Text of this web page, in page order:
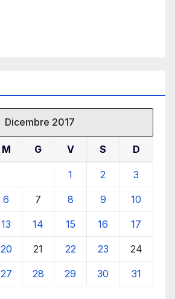
Dicembre 2017
M G V S D
1 2 3
6 7 8 9 10
13 14 15 16 17
20 21 22 23 24
27 28 29 30 31